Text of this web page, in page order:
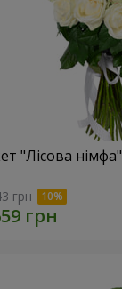
"Лісова німфа"
грн